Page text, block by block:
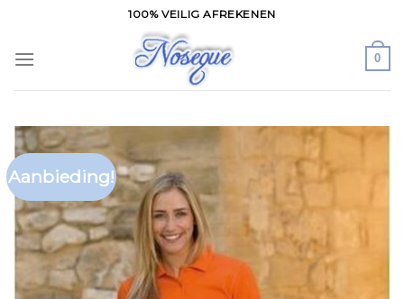
content
100% VEILIG AFREKENEN
0
Aanbieding!